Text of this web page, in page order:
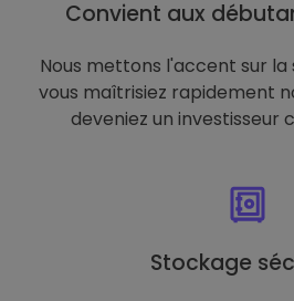
Convient aux
Nous mettons l'accent sur
vous maîtrisiez rapidement
deveniez un investisseur
Stockage